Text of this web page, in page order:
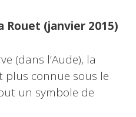
Rouet (janvier 2015)
(dans l’Aude), la
plus connue sous le
un symbole de